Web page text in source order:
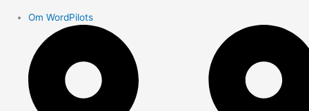
Om WordPilots